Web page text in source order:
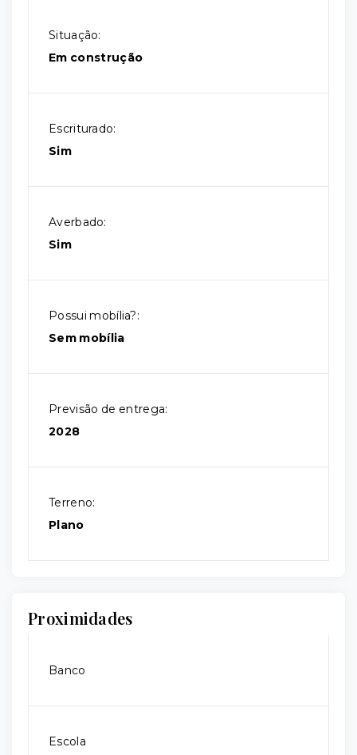
Situação:
Em construção
Escriturado:
Sim
Averbado:
Sim
Possui mobília?:
Sem mobília
Previsão de entrega:
2028
Terreno:
Plano
Proximidades
Banco
Escola